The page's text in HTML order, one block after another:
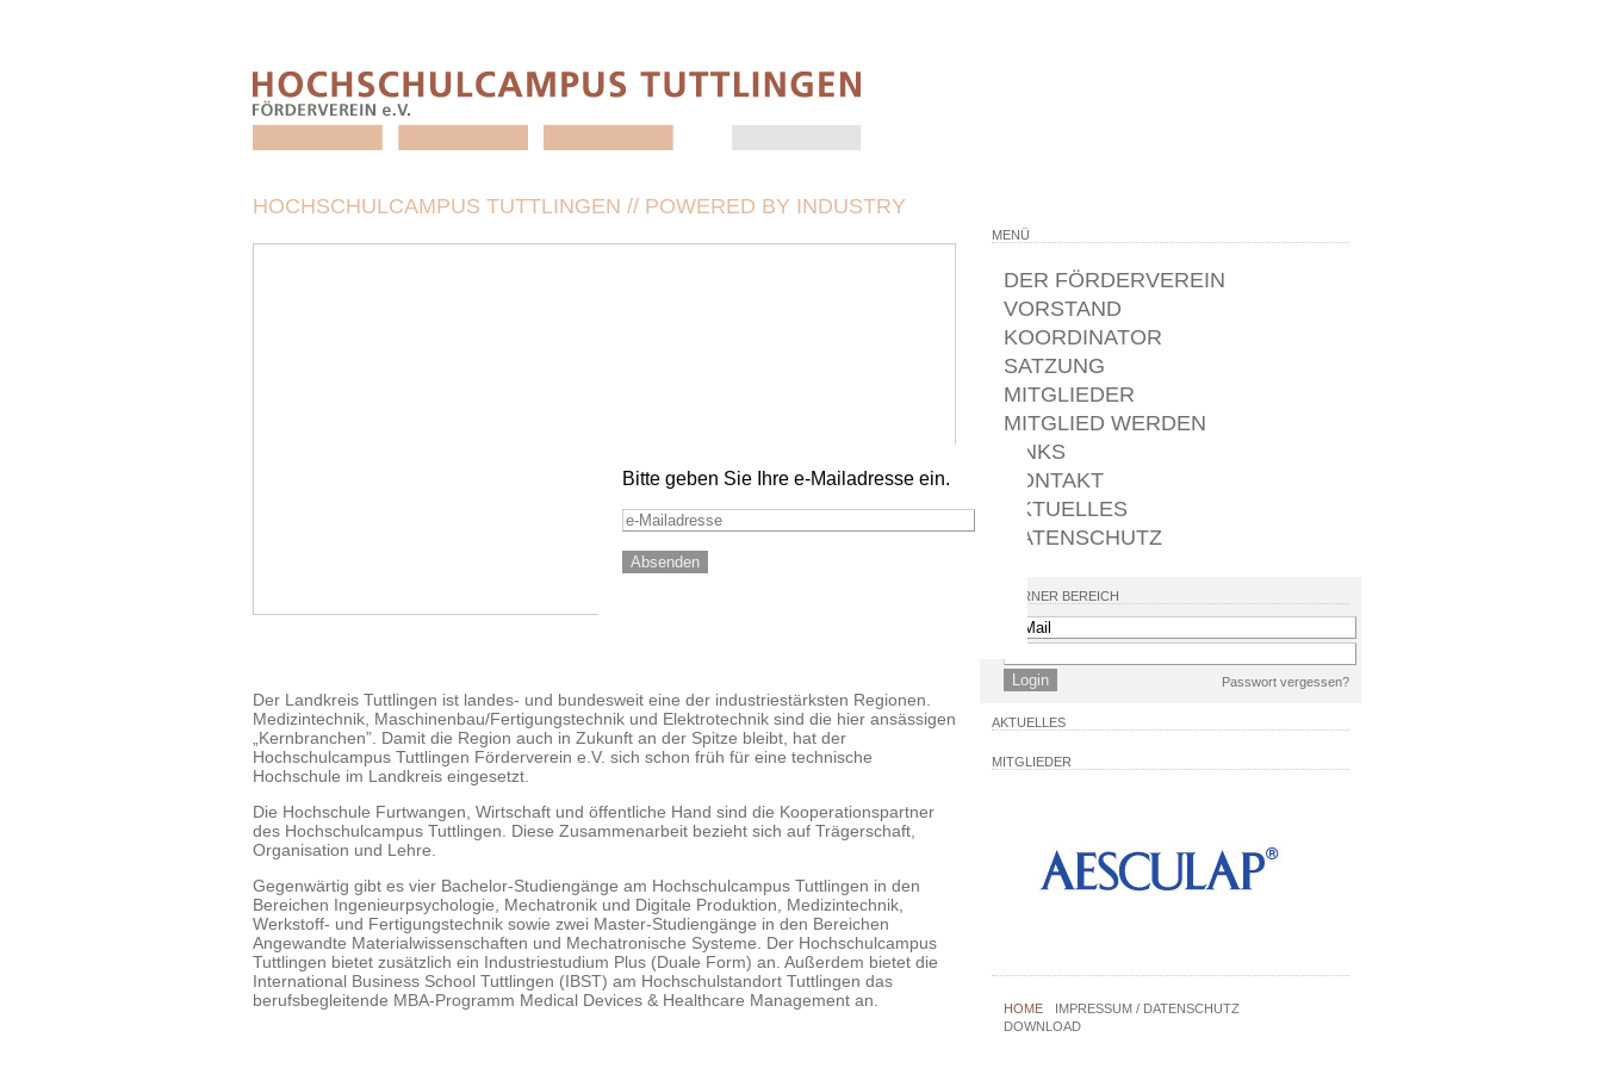
Bitte geben Sie Ihre e-Mailadresse ein.
MENÜ
DER FÖRDERVEREIN
VORSTAND
KOORDINATOR
SATZUNG
MITGLIEDER
MITGLIED WERDEN
LINKS
KONTAKT
AKTUELLES
DATENSCHUTZ
INTERNER BEREICH
Passwort vergessen?
AKTUELLES
MITGLIEDER
HOME
IMPRESSUM / DATENSCHUTZ
DOWNLOAD
HOCHSCHULCAMPUS TUTTLINGEN // POWERED BY INDUSTRY
Der Landkreis Tuttlingen ist landes- und bundesweit eine der industriestärksten Regionen.
Medizintechnik, Maschinenbau/Fertigungstechnik und Elektrotechnik sind die hier ansässigen
„Kernbranchen”. Damit die Region auch in Zukunft an der Spitze bleibt, hat der
Hochschulcampus Tuttlingen Förderverein e.V. sich schon früh für eine technische
Hochschule im Landkreis eingesetzt.
Die Hochschule Furtwangen, Wirtschaft und öffentliche Hand sind die Kooperationspartner
des Hochschulcampus Tuttlingen. Diese Zusammenarbeit bezieht sich auf Trägerschaft,
Organisation und Lehre.
Gegenwärtig gibt es vier Bachelor-Studiengänge am Hochschulcampus Tuttlingen in den
Bereichen Ingenieurpsychologie, Mechatronik und Digitale Produktion, Medizintechnik,
Werkstoff- und Fertigungstechnik sowie zwei Master-Studiengänge in den Bereichen
Angewandte Materialwissenschaften und Mechatronische Systeme. Der Hochschulcampus
Tuttlingen bietet zusätzlich ein Industriestudium Plus (Duale Form) an. Außerdem bietet die
International Business School Tuttlingen (IBST) am Hochschulstandort Tuttlingen das
berufsbegleitende MBA-Programm Medical Devices & Healthcare Management an.